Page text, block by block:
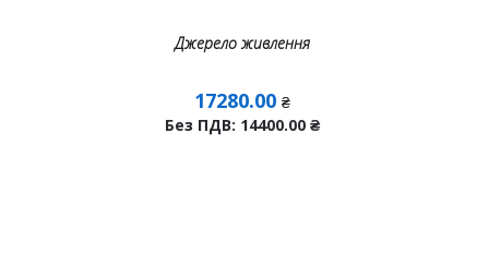
Джерело живлення
17280.00 ₴
Без ПДВ: 14400.00 ₴